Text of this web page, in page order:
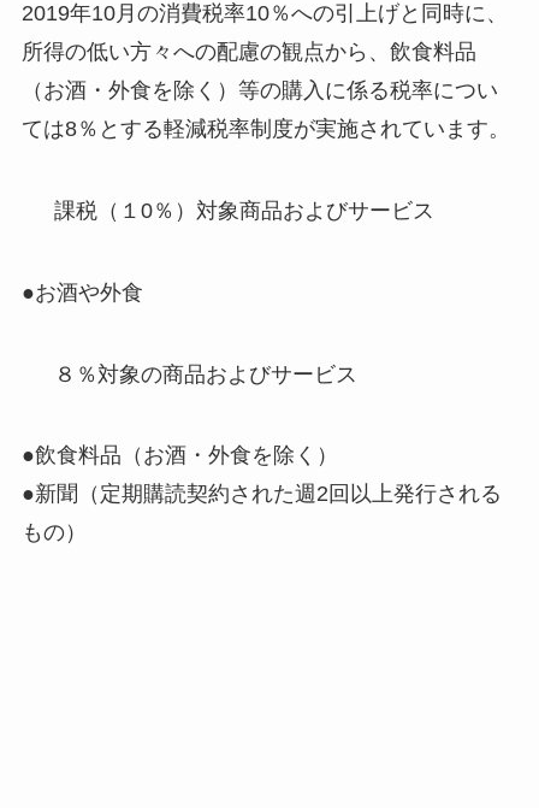
2019年10月の消費税率10％への引上げと同時に、
所得の低い方々への配慮の観点から、飲食料品
（お酒・外食を除く）等の購入に係る税率につい
ては8％とする軽減税率制度が実施されています。
課税（１0％）対象商品およびサービス
●お酒や外食
８％対象の商品およびサービス
●飲食料品（お酒・外食を除く）
●新聞（定期購読契約された週2回以上発行される
もの）